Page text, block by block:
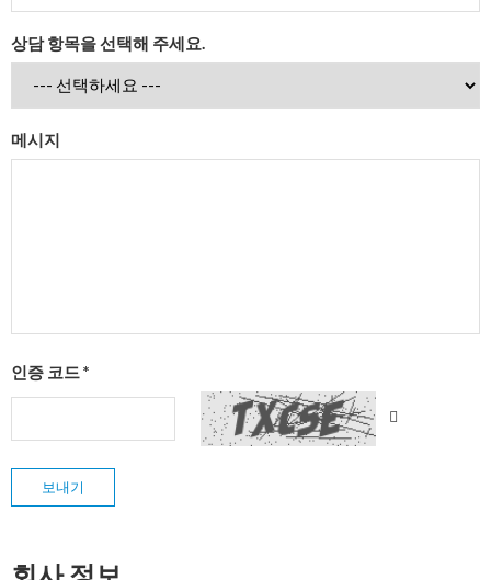
상담 항목을 선택해 주세요.
메시지
인증 코드 *
보내기